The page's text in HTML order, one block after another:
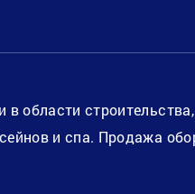
в области
и спа. Продажа